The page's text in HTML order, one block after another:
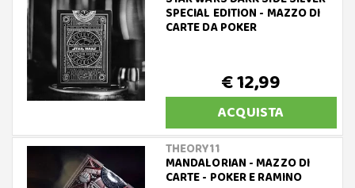
SPECIAL EDITION - MAZZO DI
CARTE DA POKER
€ 12,99
ACQUISTA
THEORY11
MANDALORIAN - MAZZO DI
CARTE - POKER E RAMINO